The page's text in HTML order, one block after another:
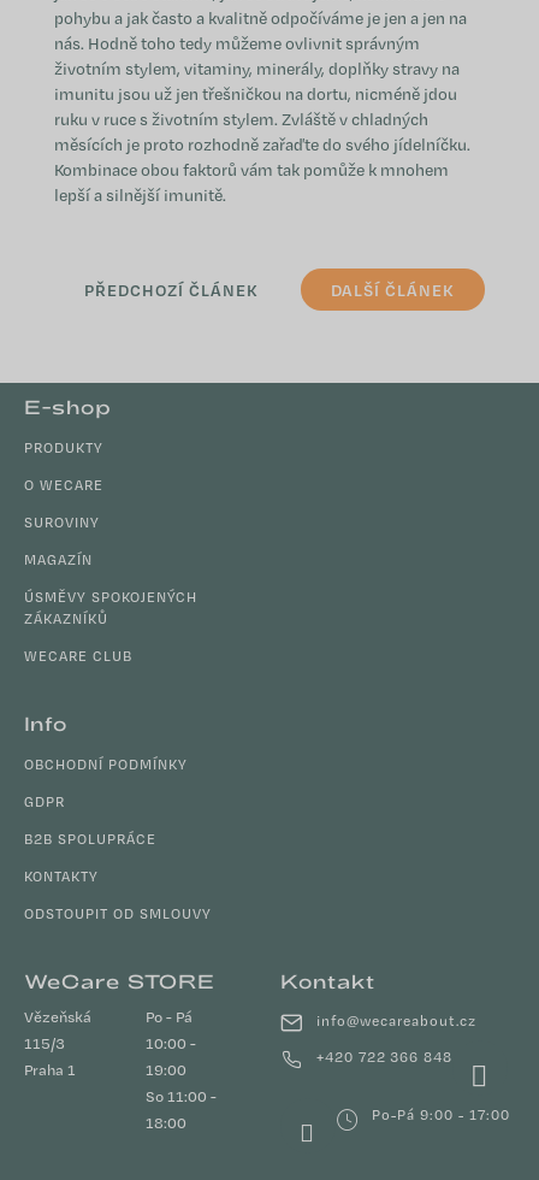
pohybu a jak často a kvalitně odpočíváme je jen a jen na
nás. Hodně toho tedy můžeme ovlivnit správným
životním stylem, vitaminy, minerály, doplňky stravy na
imunitu jsou už jen třešničkou na dortu, nicméně jdou
ruku v ruce s životním stylem. Zvláště v chladných
měsících je proto rozhodně zařaďte do svého jídelníčku.
Kombinace obou faktorů vám tak pomůže k mnohem
lepší a silnější imunitě.
PŘEDCHOZÍ ČLÁNEK DALŠÍ ČLÁNEK
E-shop
PRODUKTY
O WECARE
SUROVINY
MAGAZÍN
ÚSMĚVY SPOKOJENÝCH
ZÁKAZNÍKŮ
WECARE CLUB
Info
OBCHODNÍ PODMÍNKY
GDPR
B2B SPOLUPRÁCE
KONTAKTY
ODSTOUPIT OD SMLOUVY
WeCare STORE
Vězeňská
115/3
Praha 1
Po - Pá
10:00 -
19:00
So 11:00 -
18:00
Kontakt
info@wecareabout.cz
+420 722 366 848
Po-Pá 9:00 - 17:00